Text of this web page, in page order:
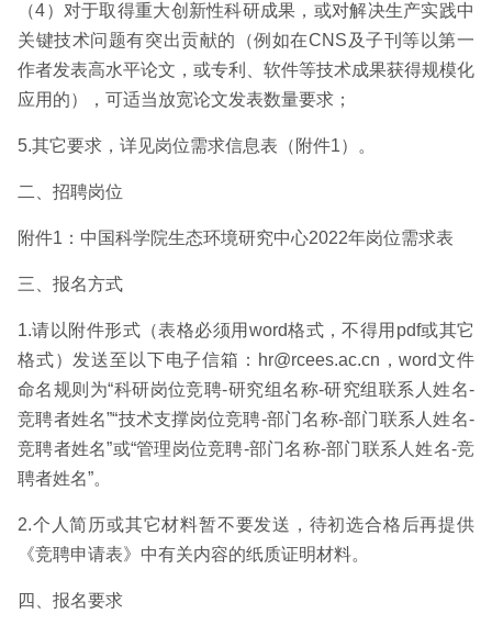
（4）对于取得重大创新性科研成果，或对解决生产实践中
关键技术问题有突出贡献的（例如在CNS及子刊等以第一
作者发表高水平论文，或专利、软件等技术成果获得规模化
应用的），可适当放宽论文发表数量要求；
5.其它要求，详见岗位需求信息表（附件1）。
二、招聘岗位
附件1：中国科学院生态环境研究中心2022年岗位需求表
三、报名方式
1.请以附件形式（表格必须用word格式，不得用pdf或其它
格式）发送至以下电子信箱：hr@rcees.ac.cn，word文件
命名规则为“科研岗位竞聘-研究组名称-研究组联系人姓名-
竞聘者姓名”“技术支撑岗位竞聘-部门名称-部门联系人姓名-
竞聘者姓名”或“管理岗位竞聘-部门名称-部门联系人姓名-竞
聘者姓名”。
2.个人简历或其它材料暂不要发送，待初选合格后再提供
《竞聘申请表》中有关内容的纸质证明材料。
四、报名要求